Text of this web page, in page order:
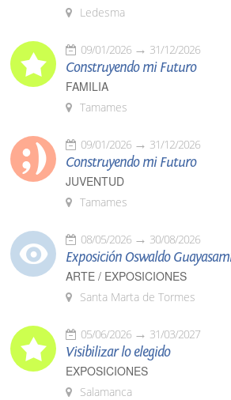
Ledesma
09/01/2026 31/12/2026
Construyendo mi Futuro
FAMILIA
Tamames
09/01/2026 31/12/2026
Construyendo mi Futuro
JUVENTUD
Tamames
08/05/2026 30/08/2026
Exposición Oswaldo
ARTE / EXPOSICIONES
Santa Marta de Tormes
05/06/2026 31/03/2027
Visibilizar lo elegido
EXPOSICIONES
Salamanca